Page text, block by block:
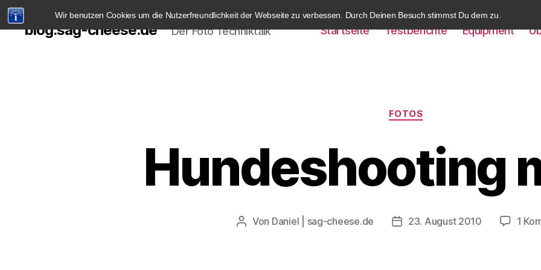
Wir benutzen Cookies um die Nutzerfreundlichkeit der Webseite zu verbessen. Durch Deinen Besuch stimmst Du dem zu.
blog.sag-cheese.de Der Foto Techniktalk Startseite Testberichte Equipment
Kategorien
FOTOS
Hundeshooting
Beitragsautor
Von Daniel | sag-cheese.de Beitragsdatum
23. August 2010 1